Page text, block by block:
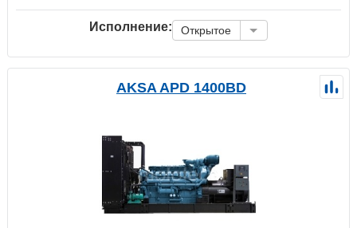
Исполнение: Открытое
AKSA APD 1400BD